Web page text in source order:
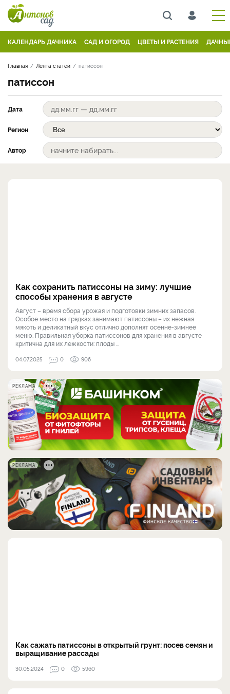
КАЛЕНДАРЬ ДАЧНИКА САД И ОГОРОД ЦВЕТЫ И РАСТЕНИЯ
Главная Лента статей патиссон
патиссон
Дата
Регион
Автор
Как сохранить патиссоны на зиму: лучшие
способы хранения в августе
Август – время сбора урожая и подготовки зимних запасов.
Особое место на грядках занимают патиссоны – их нежная
мякоть и деликатный вкус отлично дополнят осенне-зимнее
меню. Правильная уборка патиссонов для хранения в августе
критична для их лежкости: плоды ...
04.07.2025 0 906
РЕКЛАМА
РЕКЛАМА
Как сажать патиссоны в открытый грунт: посев семян и
выращивание рассады
30.05.2024 0 5960